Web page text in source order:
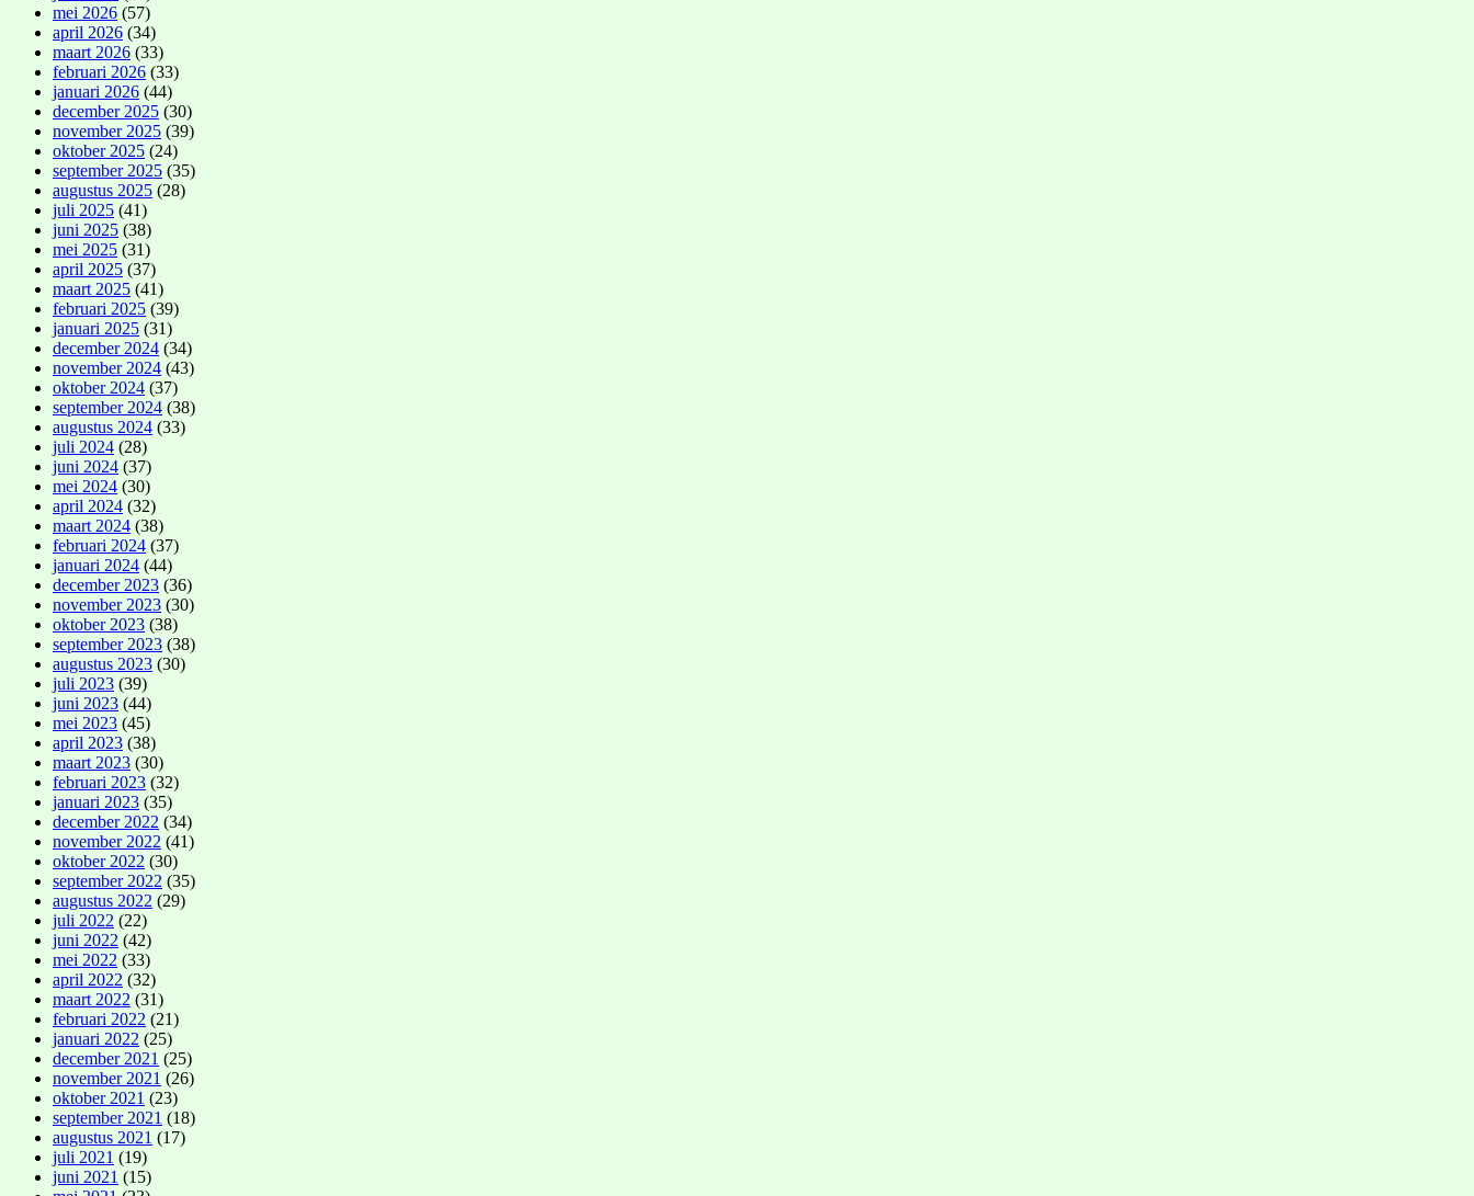
mei 2026 (57)
april 2026 (34)
maart 2026 (33)
februari 2026 (33)
januari 2026 (44)
december 2025 (30)
november 2025 (39)
oktober 2025 (24)
september 2025 (35)
augustus 2025 (28)
juli 2025 (41)
juni 2025 (38)
mei 2025 (31)
april 2025 (37)
maart 2025 (41)
februari 2025 (39)
januari 2025 (31)
december 2024 (34)
november 2024 (43)
oktober 2024 (37)
september 2024 (38)
augustus 2024 (33)
juli 2024 (28)
juni 2024 (37)
mei 2024 (30)
april 2024 (32)
maart 2024 (38)
februari 2024 (37)
januari 2024 (44)
december 2023 (36)
november 2023 (30)
oktober 2023 (38)
september 2023 (38)
augustus 2023 (30)
juli 2023 (39)
juni 2023 (44)
mei 2023 (45)
april 2023 (38)
maart 2023 (30)
februari 2023 (32)
januari 2023 (35)
december 2022 (34)
november 2022 (41)
oktober 2022 (30)
september 2022 (35)
augustus 2022 (29)
juli 2022 (22)
juni 2022 (42)
mei 2022 (33)
april 2022 (32)
maart 2022 (31)
februari 2022 (21)
januari 2022 (25)
december 2021 (25)
november 2021 (26)
oktober 2021 (23)
september 2021 (18)
augustus 2021 (17)
juli 2021 (19)
juni 2021 (15)